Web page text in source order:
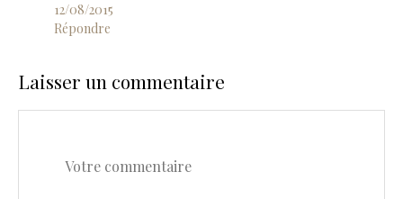
12/08/2015
Répondre
Laisser un commentaire